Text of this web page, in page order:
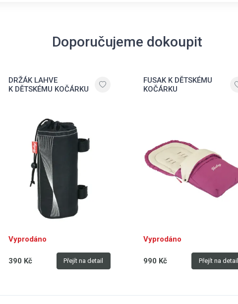
Doporučujeme dokoupit
DRŽÁK LAHVE
K DĚTSKÉMU KOČÁRKU
Vyprodáno
390 Kč Přejít na detail
FUSAK K DĚTSKÉMU
KOČÁRKU
Vyprodáno
990 Kč Přejít na detail